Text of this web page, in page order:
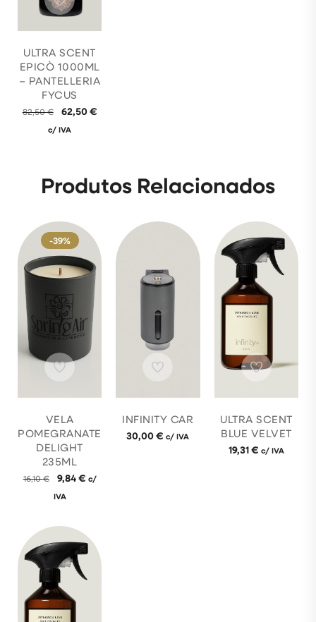
ULTRA SCENT
EPICÒ 1000ML
– PANTELLERIA
FYCUS
82,50€ 62,50€
c/ IVA
Produtos Relacionados
-39%
VELA
POMEGRANATE
DELIGHT
235ML
16,10€ 9,84€ c/
IVA
INFINITY CAR
30,00€ c/ IVA
ULTRA SCENT
BLUE VELVET
19,31€ c/ IVA